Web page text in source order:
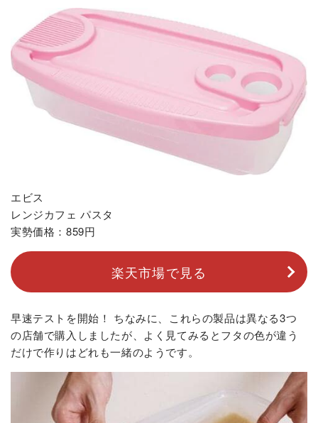
エビス
レンジカフェ パスタ
実勢価格：859円
楽天市場で見る
早速テストを開始！ ちなみに、これらの製品は異なる3つ
の店舗で購入しましたが、よく見てみるとフタの色が違う
だけで作りはどれも一緒のようです。